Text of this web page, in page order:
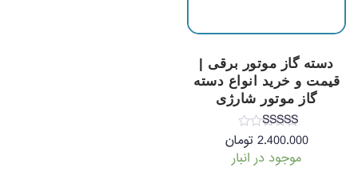
دسته گاز موتور برقی |
قیمت و خرید انواع دسته
گاز موتور شارژی
نمره
4.85
از 5
2.400.000 تومان
موجود در انبار